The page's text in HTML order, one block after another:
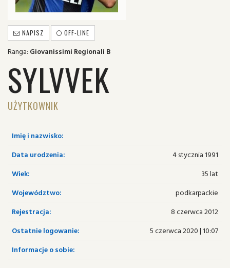
NAPISZ OFF-LINE
Ranga: Giovanissimi Regionali B
SYLVVEK
UŻYTKOWNIK
Imię i nazwisko:
Data urodzenia:
4 stycznia 1991
Wiek:
35 lat
Województwo:
podkarpackie
Rejestracja:
8 czerwca 2012
Ostatnie logowanie:
5 czerwca 2020 | 10:07
Informacje o sobie: